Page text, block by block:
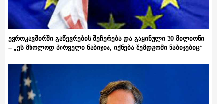
ევროკავშირში გაწევრების შეჩერება და გაყინული 30 მილიონი
– „ეს მხოლოდ პირველი ნაბიჯია, იქნება შემდგომი ნაბიჯებიც“